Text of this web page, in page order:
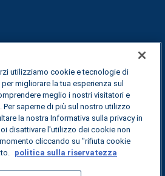
dei trasporti
utilizziamo cookie e tecnologie di
migliorare la tua esperienza sul
meglio i nostri visitatori e
saperne di più sul nostro utilizzo
la nostra Informativa sulla privacy in
disattivare l'utilizzo dei cookie non
cliccando su "rifiuta cookie
politica sulla riservatezza